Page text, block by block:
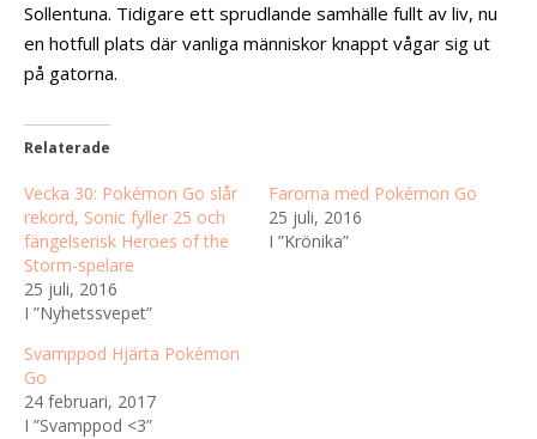
Sollentuna. Tidigare ett sprudlande samhälle fullt av liv, nu
en hotfull plats där vanliga människor knappt vågar sig ut
på gatorna.
Relaterade
Vecka 30: Pokémon Go slår
rekord, Sonic fyller 25 och
fängelserisk Heroes of the
Storm-spelare
25 juli, 2016
I ”Nyhetssvepet”
Farorna med Pokémon Go
25 juli, 2016
I ”Krönika”
Svamppod Hjärta Pokémon
Go
24 februari, 2017
I ”Svamppod <3”